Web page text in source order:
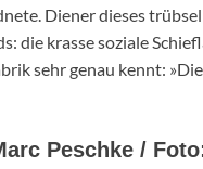
Diener dieses
die krasse soziale
sehr genau kennt:
Peschke /